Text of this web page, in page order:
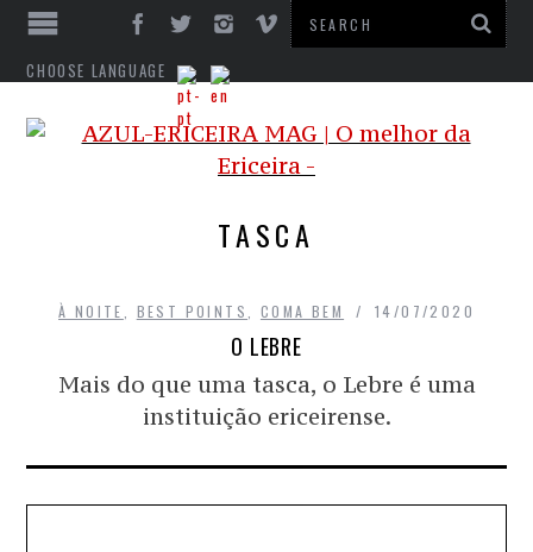
CHOOSE LANGUAGE
TASCA
À NOITE BEST POINTS COMA BEM 14/07/2020
O LEBRE
Mais do que uma tasca, o Lebre é uma
instituição ericeirense.